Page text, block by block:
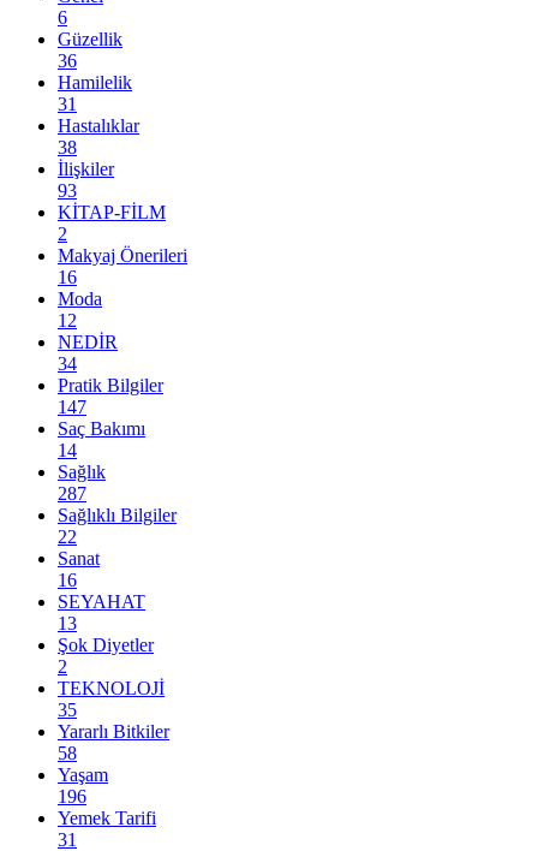
6
Güzellik
36
Hamilelik
31
Hastalıklar
38
İlişkiler
93
KİTAP-FİLM
2
Makyaj Önerileri
16
Moda
12
NEDİR
34
Pratik Bilgiler
147
Saç Bakımı
14
Sağlık
287
Sağlıklı Bilgiler
22
Sanat
16
SEYAHAT
13
Şok Diyetler
2
TEKNOLOJİ
35
Yararlı Bitkiler
58
Yaşam
196
Yemek Tarifi
31